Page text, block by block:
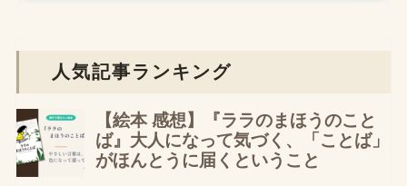
人気記事ランキング